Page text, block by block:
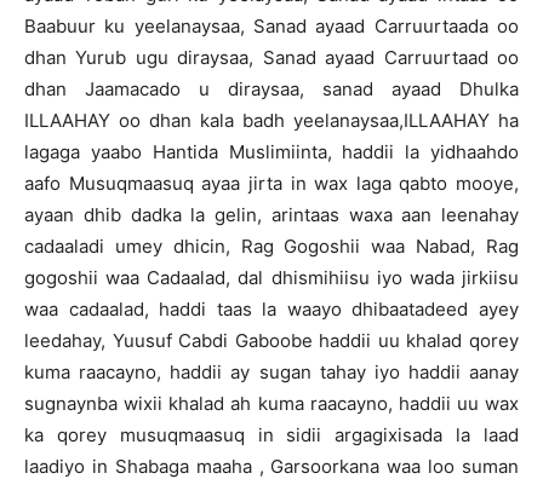
Baabuur ku yeelanaysaa, Sanad ayaad Carruurtaada oo
dhan Yurub ugu diraysaa, Sanad ayaad Carruurtaad oo
dhan Jaamacado u diraysaa, sanad ayaad Dhulka
ILLAAHAY oo dhan kala badh yeelanaysaa,ILLAAHAY ha
lagaga yaabo Hantida Muslimiinta, haddii la yidhaahdo
aafo Musuqmaasuq ayaa jirta in wax laga qabto mooye,
ayaan dhib dadka la gelin, arintaas waxa aan leenahay
cadaaladi umey dhicin, Rag Gogoshii waa Nabad, Rag
gogoshii waa Cadaalad, dal dhismihiisu iyo wada jirkiisu
waa cadaalad, haddi taas la waayo dhibaatadeed ayey
leedahay, Yuusuf Cabdi Gaboobe haddii uu khalad qorey
kuma raacayno, haddii ay sugan tahay iyo haddii aanay
sugnaynba wixii khalad ah kuma raacayno, haddii uu wax
ka qorey musuqmaasuq in sidii argagixisada la laad
laadiyo in Shabaga maaha , Garsoorkana waa loo suman